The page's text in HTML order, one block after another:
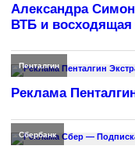
Александра
ВТБ и восходящая
Пенталгин
Реклама
Сбербанк